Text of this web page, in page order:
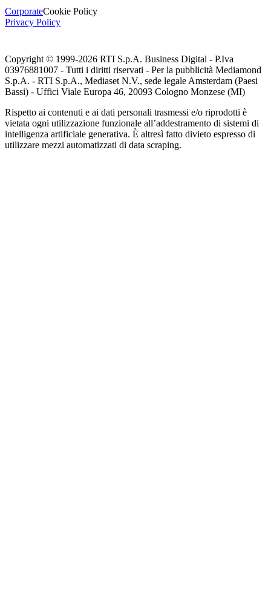
CorporateCookie Policy
Privacy Policy
Copyright © 1999-2026 RTI S.p.A. Business Digital - P.Iva
03976881007 - Tutti i diritti riservati - Per la pubblicità Mediamond
S.p.A. - RTI S.p.A., Mediaset N.V., sede legale Amsterdam (Paesi
Bassi) - Uffici Viale Europa 46, 20093 Cologno Monzese (MI)
Rispetto ai contenuti e ai dati personali trasmessi e/o riprodotti è
vietata ogni utilizzazione funzionale all’addestramento di sistemi di
intelligenza artificiale generativa. È altresì fatto divieto espresso di
utilizzare mezzi automatizzati di data scraping.